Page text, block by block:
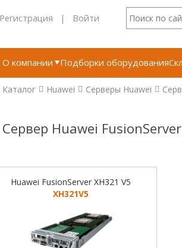
Регистрация | Войти
О компании Подборки оборудования
Каталог Huawei Серверы Huawei
Сервер Huawei
Huawei FusionServer XH321 V5
XH321V5